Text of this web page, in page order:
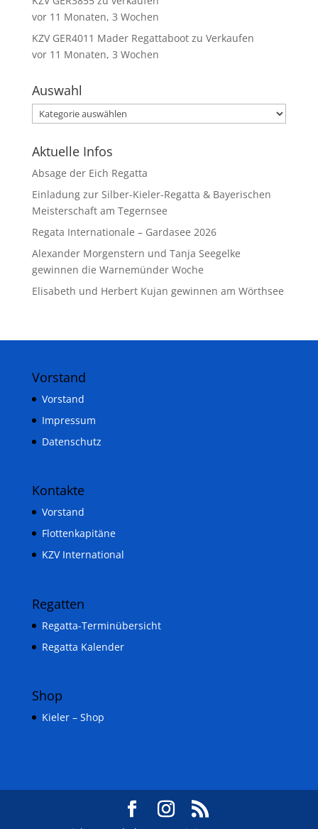
vor 11 Monaten, 3 Wochen
KZV GER4011 Mader Regattaboot zu Verkaufen
vor 11 Monaten, 3 Wochen
Auswahl
Auswahl
Aktuelle Infos
Absage der Eich Regatta
Einladung zur Silber-Kieler-Regatta & Bayerischen
Meisterschaft am Tegernsee
Regata Internationale – Gardasee 2026
Alexander Morgenstern und Tanja Seegelke
gewinnen die Warnemünder Woche
Elisabeth und Herbert Kujan gewinnen am Wörthsee
Vorstand
Vorstand
Impressum
Datenschutz
Kontakte
Vorstand
Flottenkapitäne
KZV International
Regatten
Regatta-Terminübersicht
Regatta Kalender
Shop
Kieler – Shop